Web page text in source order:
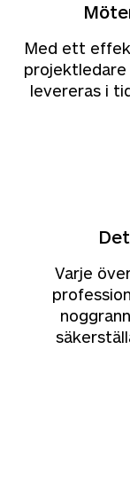
Med ett
levereras i
Varje